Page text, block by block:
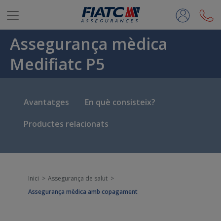
Salta al contingut principal
Assegurança mèdica
Medifiatc P5
Avantatges
En què consisteix?
Productes relacionats
Inici
Assegurança de salut
Assegurança mèdica amb copagament